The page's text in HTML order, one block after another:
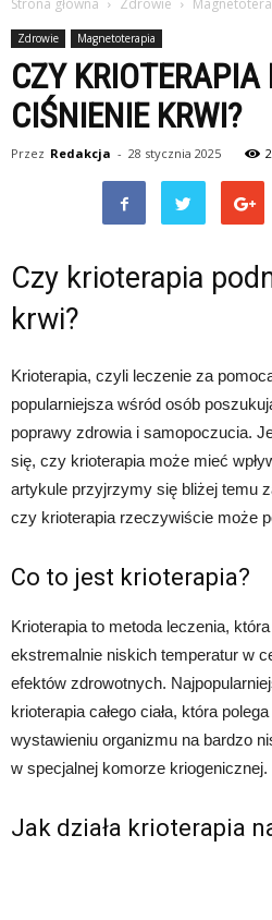
Strona główna Zdrowie
Zdrowie Magnetoterapia
CZY KRIOTERAPIA
CIŚNIENIE KRWI?
Przez Redakcja - 28 stycznia 2025
Czy krioterapia
krwi?
Krioterapia, czyli leczenie za
popularniejsza wśród osób
poprawy zdrowia i samopoczucia.
się, czy krioterapia może mieć
artykule przyjrzymy się bliżej temu
czy krioterapia rzeczywiście może
Co to jest krioterapia?
Krioterapia to metoda leczenia,
ekstremalnie niskich temperatur w
efektów zdrowotnych.
krioterapia całego ciała, która
wystawieniu organizmu na bardzo
w specjalnej komorze kriogenicznej.
Jak działa krioterapia